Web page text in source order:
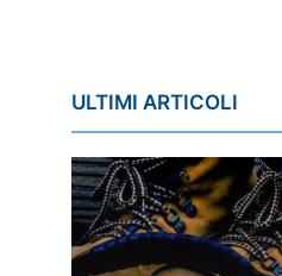
ULTIMI ARTICOLI